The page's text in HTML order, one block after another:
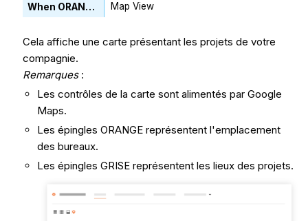
Map View
Cela affiche une carte présentant les projets de votre
compagnie.
Remarques:
Les contrôles de la carte sont alimentés par Google
Maps.
Les épingles ORANGE représentent l'emplacement
des bureaux.
Les épingles GRISE représentent les lieux des projets.